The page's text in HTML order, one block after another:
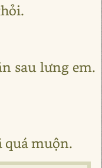
sau lưng em.
quá muộn.